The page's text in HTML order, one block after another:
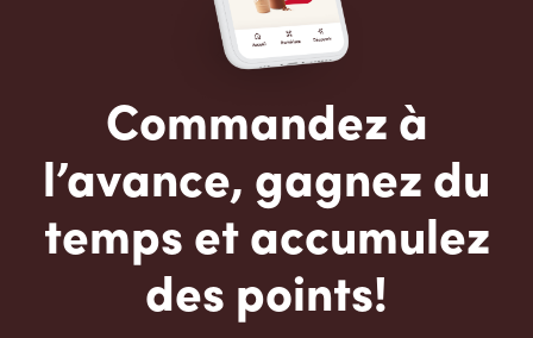
Commandez à
l’avance, gagnez du
temps et accumulez
des points!